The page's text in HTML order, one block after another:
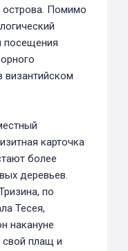
Помимо
посещения
византийском
карточка
более
деревьев.
по
Тесея,
накануне
свой плащ и